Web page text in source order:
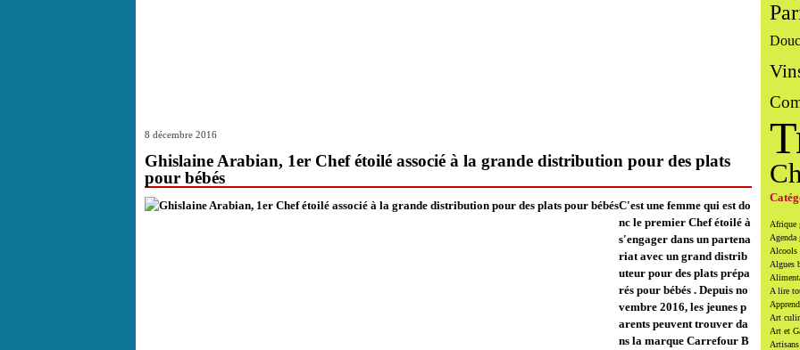
8 décembre 2016
Ghislaine Arabian, 1er Chef étoilé associé à la grande distribution pour des plats
pour bébés
C'est une femme qui est do
nc le premier Chef étoilé à
s'engager dans un partena
riat avec un grand distrib
uteur pour des plats prépa
rés pour bébés . Depuis no
vembre 2016, les jeunes p
arents peuvent trouver da
ns la marque Carrefour B
Afrique
Agenda
Alcools
Algues
A lire
Art
Art et